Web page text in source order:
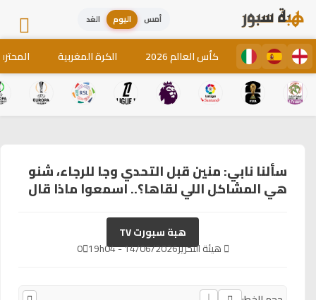
أمس اليوم الغد
كأس العالم 2026 الكرة المغربية
سألنا نابي: منين قبل التحدي وجا للرجاء، شنو
هي المشاكل اللي لقاها؟.. اسمعوا ماذا قال
هبة سبورت TV
هيئة التحرير14/06/2026 - 19h04
0